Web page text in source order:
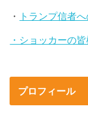
・ トランプ信者
・ショッカーの
プロフィール